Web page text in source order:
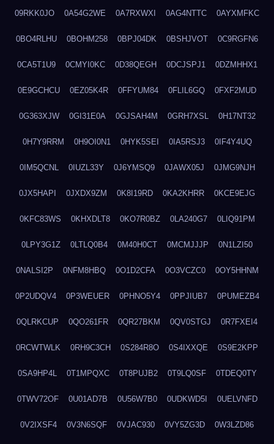
09RKK0JO 0A54G2WE 0A7RXWXI 0AG4NTTC 0AYXMFKC
0BO4RLHU 0BOHM258 0BPJ04DK 0BSHJVOT 0C9RGFN6
0CA5T1U9 0CMYI0KC 0D38QEGH 0DCJSPJ1 0DZMHHX1
0E9GCHCU 0EZ05K4R 0FFYUM84 0FLIL6GQ 0FXF2MUD
0G363XJW 0GI31E0A 0GJSAH4M 0GRH7XSL 0H17NT32
0H7Y9RRM 0H9OI0N1 0HYK5SEI 0IA5RSJ3 0IF4Y4UQ
0IM5QCNL 0IUZL33Y 0J6YMSQ9 0JAWX05J 0JMG9NJH
0JX5HAPI 0JXDX9ZM 0K8I19RD 0KA2KHRR 0KCE9EJG
0KFC83WS 0KHXDLT8 0KO7R0BZ 0LA240G7 0LIQ91PM
0LPY3G1Z 0LTLQ0B4 0M40H0CT 0MCMJJJP 0N1LZI50
0NALSI2P 0NFM8HBQ 0O1D2CFA 0O3VCZC0 0OY5HHNM
0P2UDQV4 0P3WEUER 0PHNO5Y4 0PPJIUB7 0PUMEZB4
0QLRKCUP 0QO261FR 0QR27BKM 0QV0STGJ 0R7FXEI4
0RCWTWLK 0RH9C3CH 0S284R8O 0S4IXXQE 0S9E2KPP
0SA9HP4L 0T1MPQXC 0T8PUJB2 0T9LQ0SF 0TDEQ0TY
0TWV72OF 0U01AD7B 0U56W7B0 0UDKWD5I 0UELVNFD
0V2IXSF4 0V3N6SQF 0VJAC930 0VY5ZG3D 0W3LZD86